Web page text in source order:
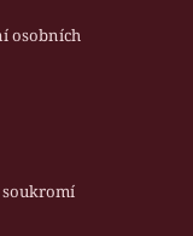
osobních